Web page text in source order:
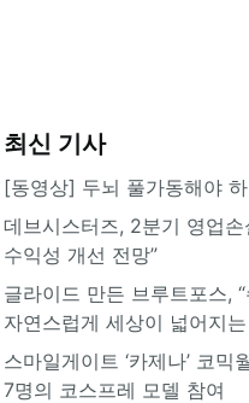
최신 기사
[동영상] 두뇌 풀가동해야
데브시스터즈, 2분기 영업
수익성 개선 전망”
글라이드 만든 브루트포스,
자연스럽게 세상이 넓어지
스마일게이트 ‘카제나’ 코
7명의 코스프레 모델 참여